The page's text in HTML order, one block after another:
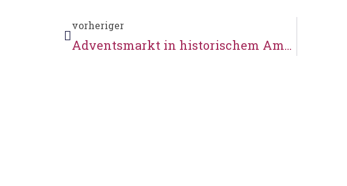
vorheriger
Adventsmarkt in historischem Ambiente